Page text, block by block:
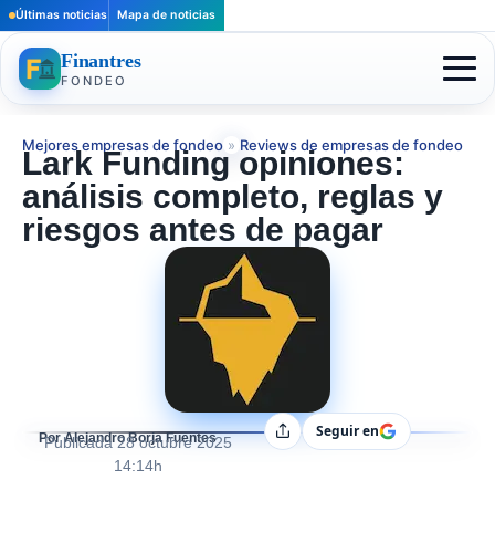
Últimas noticias Mapa de noticias
Finantres
FONDEO
Mejores empresas de fondeo » Reviews de empresas de fondeo
Lark Funding opiniones:
análisis completo, reglas y
riesgos antes de pagar
Por Alejandro Borja Fuentes
Publicada 28 octubre 2025
14:14h
CompartirSeguir en